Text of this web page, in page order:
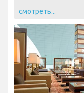
смотреть...